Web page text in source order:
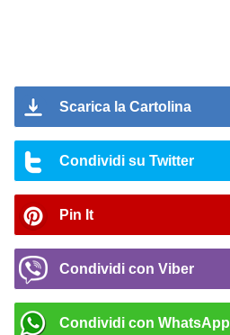
Scarica la Cartolina
Condividi su Twitter
Pin It
Condividi con Viber
Condividi con WhatsApp